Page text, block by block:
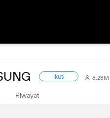
Ikuti 8.28M
Riwayat